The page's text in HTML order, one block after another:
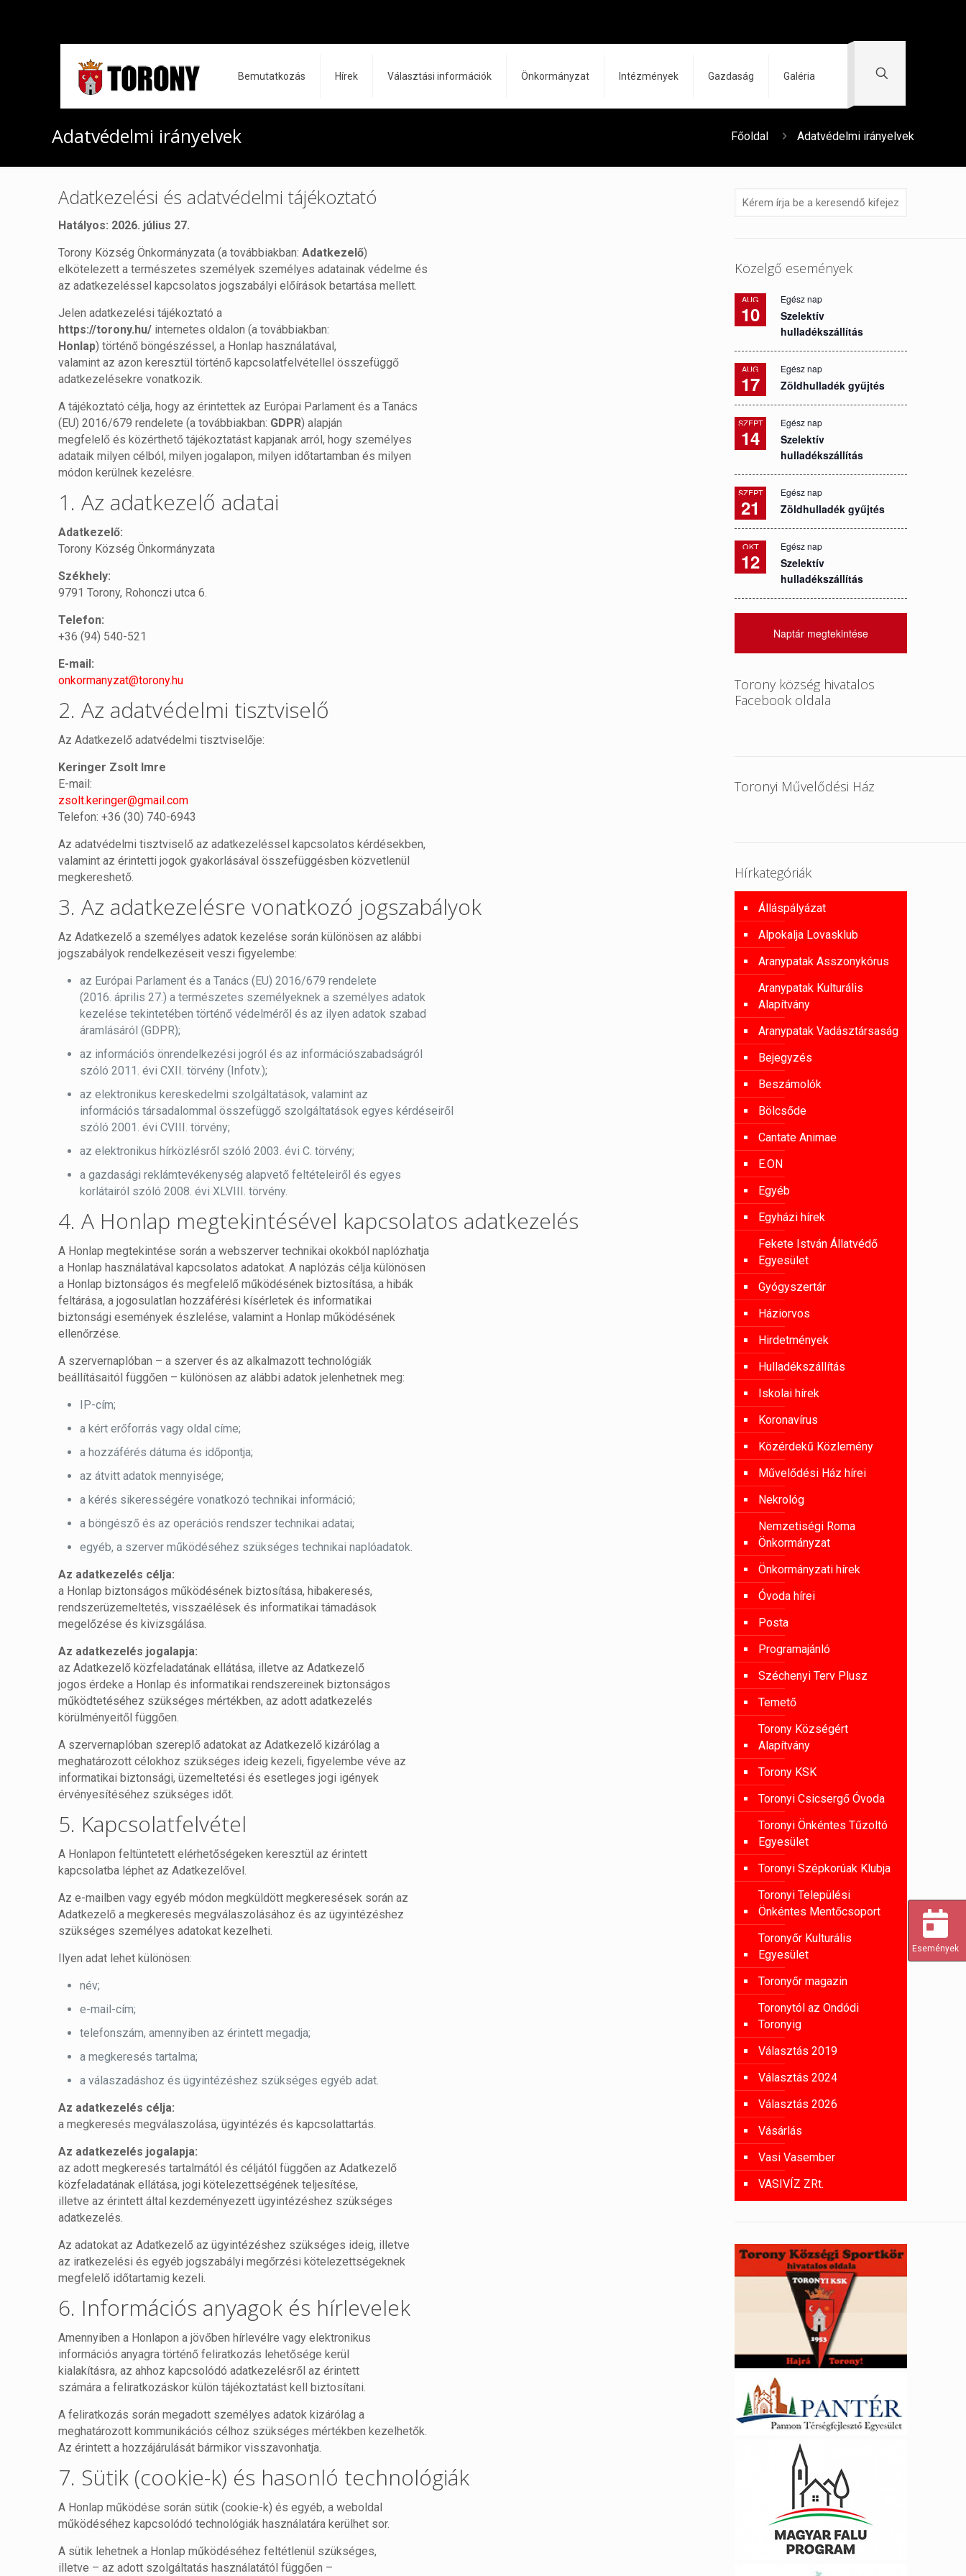
Bemutatkozás Hírek Választási információk Önkormányzat Intézmények Gazdaság Galéria
Adatvédelmi irányelvek Főoldal Adatvédelmi irányelvek
Adatkezelési és adatvédelmi tájékoztató
Hatályos: 2026. július 27.
Torony Község Önkormányzata (a továbbiakban:Adatkezelő)
elkötelezett a természetes személyek személyes adatainak védelme és
az adatkezeléssel kapcsolatos jogszabályi előírások betartása mellett.
Jelen adatkezelési tájékoztató a
https://torony.hu/ internetes oldalon (a továbbiakban:
Honlap) történő böngészéssel, a Honlap használatával,
valamint az azon keresztül történő kapcsolatfelvétellel összefüggő
adatkezelésekre vonatkozik.
A tájékoztató célja, hogy az érintettek az Európai Parlament és a Tanács
(EU) 2016/679 rendelete (a továbbiakban: GDPR) alapján
megfelelő és közérthető tájékoztatást kapjanak arról, hogy személyes
adataik milyen célból, milyen jogalapon, milyen időtartamban és milyen
módon kerülnek kezelésre.
1. Az adatkezelő adatai
Adatkezelő:
Torony Község Önkormányzata
Székhely:
9791 Torony, Rohonczi utca 6.
Telefon:
+36 (94) 540-521
E-mail:
onkormanyzat@torony.hu
2. Az adatvédelmi tisztviselő
Az Adatkezelő adatvédelmi tisztviselője:
Keringer Zsolt Imre
E-mail:
zsolt.keringer@gmail.com
Telefon: +36 (30) 740-6943
Az adatvédelmi tisztviselő az adatkezeléssel kapcsolatos kérdésekben,
valamint az érintetti jogok gyakorlásával összefüggésben közvetlenül
megkereshető.
3. Az adatkezelésre vonatkozó jogszabályok
Az Adatkezelő a személyes adatok kezelése során különösen az alábbi
jogszabályok rendelkezéseit veszi figyelembe:
az Európai Parlament és a Tanács (EU) 2016/679 rendelete
(2016. április 27.) a természetes személyeknek a személyes adatok
kezelése tekintetében történő védelméről és az ilyen adatok szabad
áramlásáról (GDPR);
az információs önrendelkezési jogról és az információszabadságról
szóló 2011. évi CXII. törvény (Infotv.);
az elektronikus kereskedelmi szolgáltatások, valamint az
információs társadalommal összefüggő szolgáltatások egyes kérdéseiről
szóló 2001. évi CVIII. törvény;
az elektronikus hírközlésről szóló 2003. évi C. törvény;
a gazdasági reklámtevékenység alapvető feltételeiről és egyes
korlátairól szóló 2008. évi XLVIII. törvény.
4. A Honlap megtekintésével kapcsolatos adatkezelés
A Honlap megtekintése során a webszerver technikai okokból naplózhatja
a Honlap használatával kapcsolatos adatokat. A naplózás célja különösen
a Honlap biztonságos és megfelelő működésének biztosítása, a hibák
feltárása, a jogosulatlan hozzáférési kísérletek és informatikai
biztonsági események észlelése, valamint a Honlap működésének
ellenőrzése.
A szervernaplóban – a szerver és az alkalmazott technológiák
beállításaitól függően – különösen az alábbi adatok jelenhetnek meg:
IP-cím;
a kért erőforrás vagy oldal címe;
a hozzáférés dátuma és időpontja;
az átvitt adatok mennyisége;
a kérés sikerességére vonatkozó technikai információ;
a böngésző és az operációs rendszer technikai adatai;
egyéb, a szerver működéséhez szükséges technikai naplóadatok.
Az adatkezelés célja:
a Honlap biztonságos működésének biztosítása, hibakeresés,
rendszerüzemeltetés, visszaélések és informatikai támadások
megelőzése és kivizsgálása.
Az adatkezelés jogalapja:
az Adatkezelő közfeladatának ellátása, illetve az Adatkezelő
jogos érdeke a Honlap és informatikai rendszereinek biztonságos
működtetéséhez szükséges mértékben, az adott adatkezelés
körülményeitől függően.
A szervernaplóban szereplő adatokat az Adatkezelő kizárólag a
meghatározott célokhoz szükséges ideig kezeli, figyelembe véve az
informatikai biztonsági, üzemeltetési és esetleges jogi igények
érvényesítéséhez szükséges időt.
5. Kapcsolatfelvétel
A Honlapon feltüntetett elérhetőségeken keresztül az érintett
kapcsolatba léphet az Adatkezelővel.
Az e-mailben vagy egyéb módon megküldött megkeresések során az
Adatkezelő a megkeresés megválaszolásához és az ügyintézéshez
szükséges személyes adatokat kezelheti.
Ilyen adat lehet különösen:
név;
e-mail-cím;
telefonszám, amennyiben az érintett megadja;
a megkeresés tartalma;
a válaszadáshoz és ügyintézéshez szükséges egyéb adat.
Az adatkezelés célja:
a megkeresés megválaszolása, ügyintézés és kapcsolattartás.
Az adatkezelés jogalapja:
az adott megkeresés tartalmától és céljától függően az Adatkezelő
közfeladatának ellátása, jogi kötelezettségének teljesítése,
illetve az érintett által kezdeményezett ügyintézéshez szükséges
adatkezelés.
Az adatokat az Adatkezelő az ügyintézéshez szükséges ideig, illetve
az iratkezelési és egyéb jogszabályi megőrzési kötelezettségeknek
megfelelő időtartamig kezeli.
6. Információs anyagok és hírlevelek
Amennyiben a Honlapon a jövőben hírlevélre vagy elektronikus
információs anyagra történő feliratkozás lehetősége kerül
kialakításra, az ahhoz kapcsolódó adatkezelésről az érintett
számára a feliratkozáskor külön tájékoztatást kell biztosítani.
A feliratkozás során megadott személyes adatok kizárólag a
meghatározott kommunikációs célhoz szükséges mértékben kezelhetők.
Az érintett a hozzájárulását bármikor visszavonhatja.
7. Sütik (cookie-k) és hasonló technológiák
A Honlap működése során sütik (cookie-k) és egyéb, a weboldal
működéséhez kapcsolódó technológiák használatára kerülhet sor.
A sütik lehetnek a Honlap működéséhez feltétlenül szükséges,
illetve – az adott szolgáltatás használatától függően –
Közelgő események
AUG
10
Egész nap
Szelektív
hulladékszállítás
AUG
17
Egész nap
Zöldhulladék gyűjtés
SZEPT
14
Egész nap
Szelektív
hulladékszállítás
SZEPT
21
Egész nap
Zöldhulladék gyűjtés
OKT
12
Egész nap
Szelektív
hulladékszállítás
Naptár megtekintése
Torony község hivatalos
Facebook oldala
Toronyi Művelődési Ház
Hírkategóriák
Álláspályázat
Alpokalja Lovasklub
Aranypatak Asszonykórus
Aranypatak Kulturális
Alapítvány
Aranypatak Vadásztársaság
Bejegyzés
Beszámolók
Bölcsőde
Cantate Animae
E.ON
Egyéb
Egyházi hírek
Fekete István Állatvédő
Egyesület
Gyógyszertár
Háziorvos
Hirdetmények
Hulladékszállítás
Iskolai hírek
Koronavírus
Közérdekű Közlemény
Művelődési Ház hírei
Nekrológ
Nemzetiségi Roma
Önkormányzat
Önkormányzati hírek
Óvoda hírei
Posta
Programajánló
Széchenyi Terv Plusz
Temető
Torony Községért
Alapítvány
Torony KSK
Toronyi Csicsergő Óvoda
Toronyi Önkéntes Tűzoltó
Egyesület
Toronyi Szépkorúak Klubja
Toronyi Települési
Önkéntes Mentőcsoport
Toronyőr Kulturális
Egyesület
Toronyőr magazin
Toronytól az Ondódi
Toronyig
Választás 2019
Választás 2024
Választás 2026
Vásárlás
Vasi Vasember
VASIVÍZ ZRt.
Események